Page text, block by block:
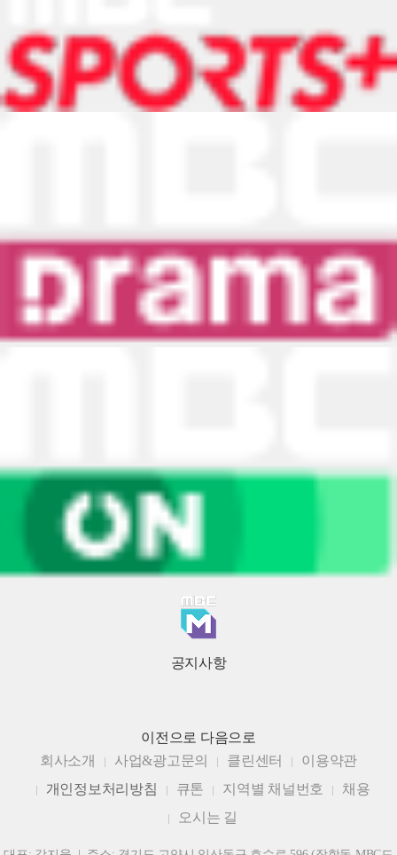
공지사항
이전으로 다음으로
회사소개
사업&광고문의 클린센터
이용약관
개인정보처리방침
큐톤 지역별 채널번호
채용
오시는 길